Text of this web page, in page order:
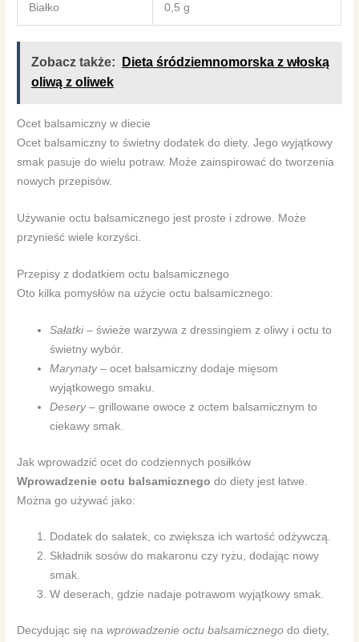
Białko 0,5 g
Zobacz także:
Dieta śródziemnomorska z włoską
oliwą z oliwek
Ocet balsamiczny w diecie
Ocet balsamiczny to świetny dodatek do diety. Jego wyjątkowy
smak pasuje do wielu potraw. Może zainspirować do tworzenia
nowych przepisów.
Używanie octu balsamicznego jest proste i zdrowe. Może
przynieść wiele korzyści.
Przepisy z dodatkiem octu balsamicznego
Oto kilka pomysłów na użycie octu balsamicznego:
Sałatki– świeże warzywa z dressingiem z oliwy i octu to
świetny wybór.
Marynaty– ocet balsamiczny dodaje mięsom
wyjątkowego smaku.
Desery– grillowane owoce z octem balsamicznym to
ciekawy smak.
Jak wprowadzić ocet do codziennych posiłków
Wprowadzenie octu balsamicznego do diety jest łatwe.
Można go używać jako:
Dodatek do sałatek, co zwiększa ich wartość odżywczą.
Składnik sosów do makaronu czy ryżu, dodając nowy
smak.
W deserach, gdzie nadaje potrawom wyjątkowy smak.
Decydując się nawprowadzenie octu balsamicznego do diety,